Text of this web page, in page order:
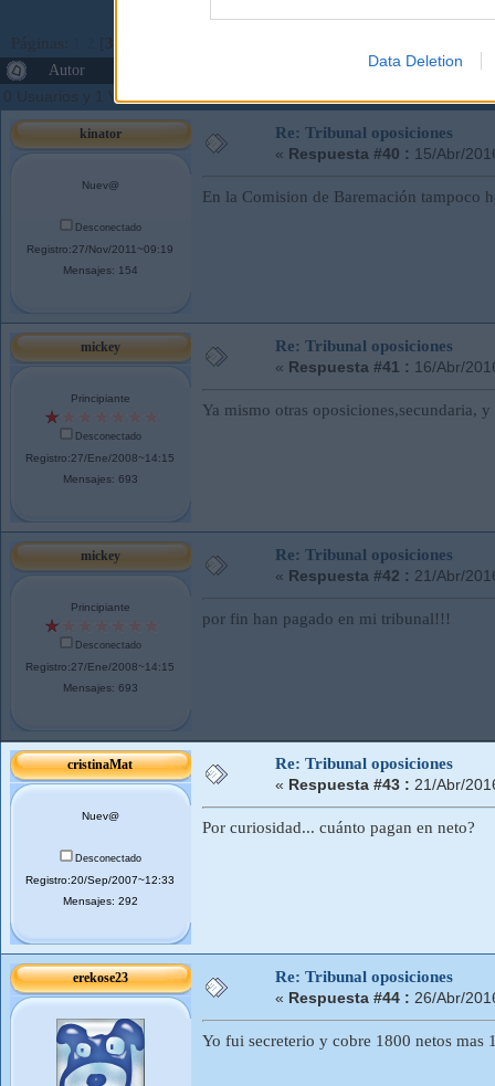
Data Deletion
Páginas: 3
Autor
Tema: Tribunal oposiciones (Leído 25856 veces)
0 Usuarios y 1 Visitante están viendo este tema.
kinator
Nuev@
Desconectado
Registro:27/Nov/2011~09:19
Mensajes: 154
Re: Tribunal oposiciones
« Respuesta #40 : 15/Abr/
En la Comision de Baremación tampoco
mickey
Principiante
Desconectado
Registro:27/Ene/2008~14:15
Mensajes: 693
Re: Tribunal oposiciones
« Respuesta #41 : 16/Abr/
Ya mismo otras oposiciones,secundaria,
mickey
Principiante
Desconectado
Registro:27/Ene/2008~14:15
Mensajes: 693
Re: Tribunal oposiciones
« Respuesta #42 : 21/Abr/
por fin han pagado en mi tribunal!!!
cristinaMat
Nuev@
Desconectado
Registro:20/Sep/2007~12:33
Mensajes: 292
Re: Tribunal oposiciones
« Respuesta #43 : 21/Abr/
Por curiosidad... cuánto pagan en neto?
erekose23 Re: Tribunal oposiciones
« Respuesta #44 : 26/Abr/
Yo fui secreterio y cobre 1800 netos mas